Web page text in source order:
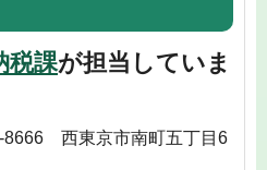
税課が担当していま
西東京市南町五丁目6